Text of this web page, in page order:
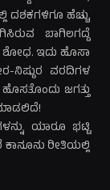
ದಶಕಗಳಿಗೂ ಹೆಚ್ಚು
ಬಾಗಿಲಗದ್ದೆ
ಇದು ಹೊಸಾ
ವರದಿಗಳ
ಜಗತ್ತು
ಯಾರೂ ಭಟ್ಟಿ
ಕಾನೂನು ರೀತಿಯಲ್ಲಿ